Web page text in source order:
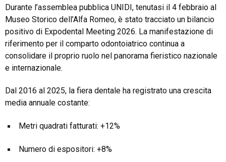
Durante l’assemblea pubblica UNIDI, tenutasi il 4 febbraio al
Museo Storico dell’Alfa Romeo, è stato tracciato un bilancio
positivo di Expodental Meeting 2026. La manifestazione di
riferimento per il comparto odontoiatrico continua a
consolidare il proprio ruolo nel panorama fieristico nazionale
e internazionale.
Dal 2016 al 2025, la fiera dentale ha registrato una crescita
media annuale costante:
Metri quadrati fatturati: +12%
Numero di espositori: +8%